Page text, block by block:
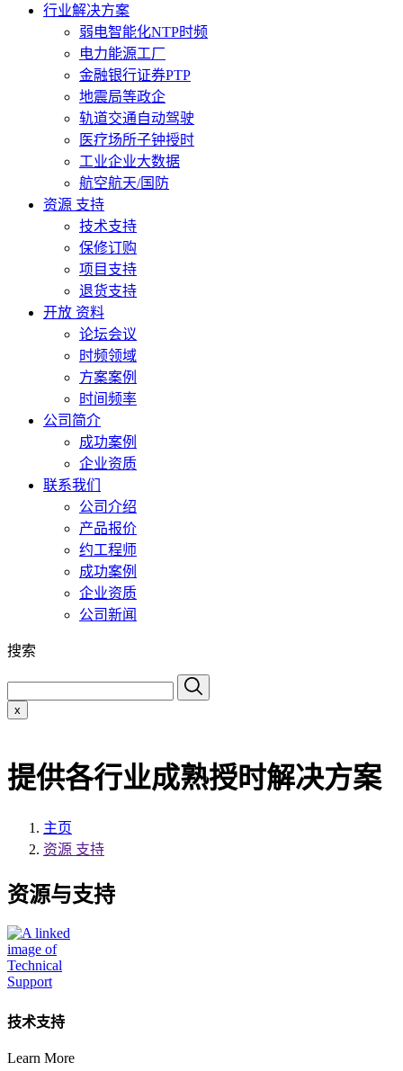
行业解决方案
弱电智能化NTP时频
电力能源工厂
金融银行证券PTP
地震局等政企
轨道交通自动驾驶
医疗场所子钟授时
工业企业大数据
航空航天/国防
资源 支持
技术支持
保修订购
项目支持
退货支持
开放 资料
论坛会议
时频领域
方案案例
时间频率
公司简介
成功案例
企业资质
联系我们
公司介绍
产品报价
约工程师
成功案例
企业资质
公司新闻
搜索
x
提供各行业成熟授时解决方案
主页
资源 支持
资源与支持
技术支持
Learn More